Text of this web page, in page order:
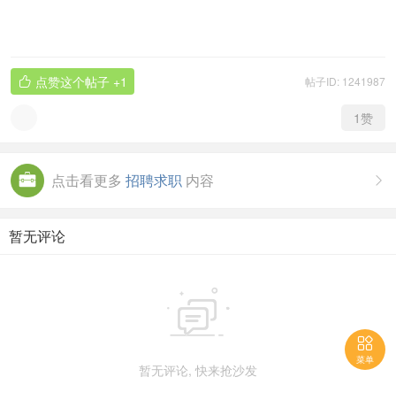
帖子ID: 1241987
 点赞这个帖子 +1
1赞

点击看更多 招聘求职 内容
暂无评论

暂无评论, 快来抢沙发

菜单